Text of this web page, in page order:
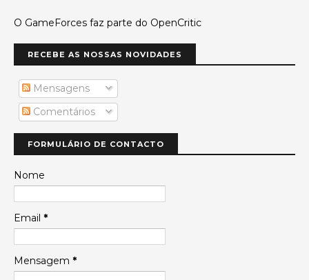
O GameForces faz parte do OpenCritic
RECEBE AS NOSSAS NOVIDADES
Mensagens
Comentários
FORMULÁRIO DE CONTACTO
Nome
Email *
Mensagem *